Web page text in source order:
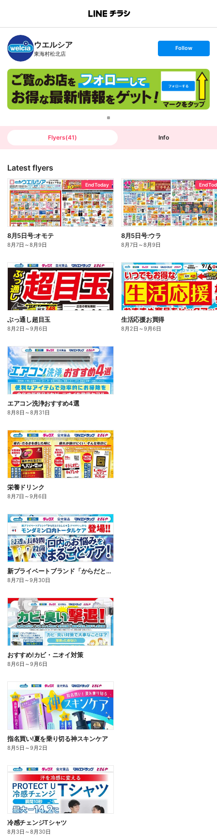
B
n
c
h
T
ウエルシア
東海村松北店
s
t
o
l
o
w
Follow
Flyers(41) Info
Latest flyers
End Today
8月5日号:オモテ
8月7日 ～8月9日
End
8月5日号:ウラ
8月7日 ～8月9日
ぶっ通し超目玉
8月2日 ～9月6日
生活応援お買得
8月2日 ～9月6日
エアコン洗浄おすすめ4選
8月8日 ～8月31日
栄養ドリンク
8月7日 ～9月6日
新プライベートブランド「からだとくらしに+1(プラスワン)」よりモンダミン口内トータルケア登場!
8月7日 ～9月30日
おすすめ!カビ・ニオイ対策
8月6日 ～9月6日
指名買い!夏を乗り切る神スキンケア
8月5日 ～9月2日
冷感チェンジTシャツ
8月3日 ～8月30日